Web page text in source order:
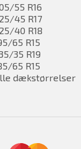
55 R16
45 R17
40 R18
65 R15
35 R19
65 R15
dækstørrelser